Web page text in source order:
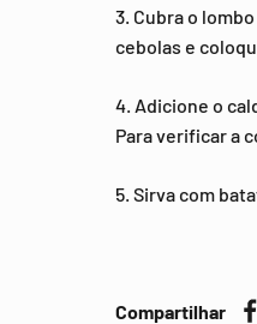
3. Cubra o
cebolas e
4. Adicione o
Para verificar a
5. Sirva com
Compartilhar